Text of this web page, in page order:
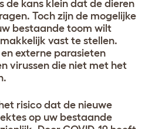
de kans klein dat de dieren
Toch zijn de mogelijke
bestaande toom wilt
vast te stellen.
externe parasieten
virussen die niet met het
risico dat de nieuwe
op uw bestaande